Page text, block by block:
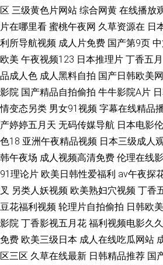
区 三级黄色片网站 综合网黄 在线播放
片在哪里看 蜜桃午夜网 久草资源在 日
利所导航视频 成人片免费 国产第9页
欧美 午夜视频123 日本推理片 丁香五
品成人色 成人黑料自拍 国产日韩欧美
影院 国产精品自拍偷拍 牛牛影院A片
情变态另类 男女91视频 字幕在线精品
产婷婷五月天 无码传媒导航 日本电影
色18 亚洲午夜精品视频 日本三级成人
韩午夜场 成人视频高清免费 伦理在线
91理论片 欧美日韩性爱福利 av午夜探
叉 另类人妖视频 欧美熟妇穴视频 丁香
豆花福利视频 轮理片自拍偷拍 日韩欧
影院 丁香影视五月花 福利视频电影久久
免费 欧美三级日本 成人在线吃瓜网站
区三区 久草在线最新 日韩精品推荐 国